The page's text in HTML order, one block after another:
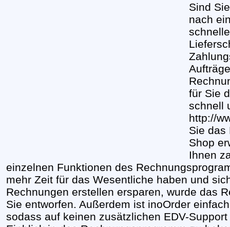
Sind
nach
für Sie
schnell
http://
Sie das
Shop
Ihnen
einzelnen Funktionen des
mehr Zeit für das Wesentliche haben und
Rechnungen erstellen ersparen, wurde das
Sie entworfen. Außerdem ist inoOrder
sodass auf keinen zusätzlichen EDV-